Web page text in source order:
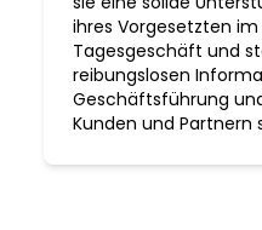
ihres Vorgesetzten
Tagesgeschäft und
reibungslosen
Geschäftsführung
Kunden und Partnern